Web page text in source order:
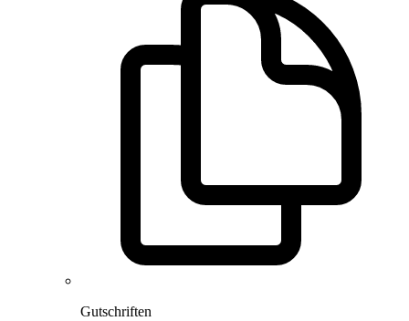
Gutschriften